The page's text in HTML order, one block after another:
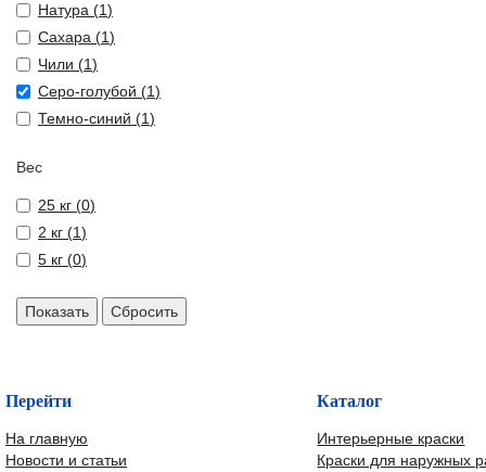
Натура (1)
Сахара (1)
Чили (1)
Серо-голубой (1)
Темно-синий (1)
Вес
25 кг (0)
2 кг (1)
5 кг (0)
Перейти
На главную
Новости и статьи
Каталог
Интерьерные краски
Краски для наружных